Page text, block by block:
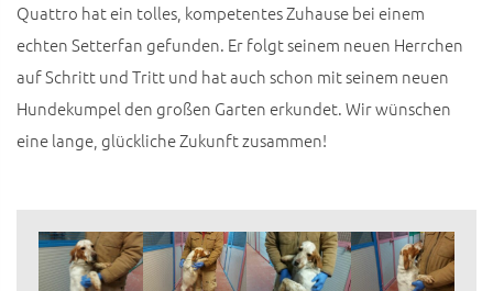
Quattro hat ein tolles, kompetentes Zuhause bei einem
echten Setterfan gefunden. Er folgt seinem neuen Herrchen
auf Schritt und Tritt und hat auch schon mit seinem neuen
Hundekumpel den großen Garten erkundet. Wir wünschen
eine lange, glückliche Zukunft zusammen!